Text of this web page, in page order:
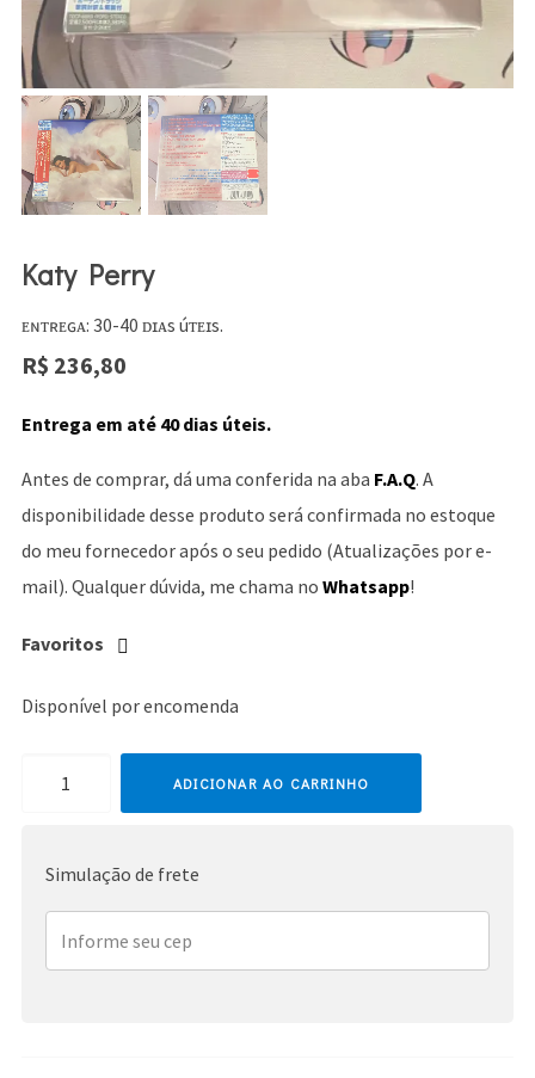
Katy Perry
ᴇɴᴛʀᴇɢᴀ: 30-40 ᴅɪᴀs úᴛᴇɪs.
R$ 236,80
Entrega em até 40 dias úteis.
Antes de comprar, dá uma conferida na aba F.A.Q. A
disponibilidade desse produto será confirmada no estoque
do meu fornecedor após o seu pedido (Atualizações por e-
mail). Qualquer dúvida, me chama no Whatsapp!
Favoritos
Disponível por encomenda
ADICIONAR AO CARRINHO
Simulação de frete